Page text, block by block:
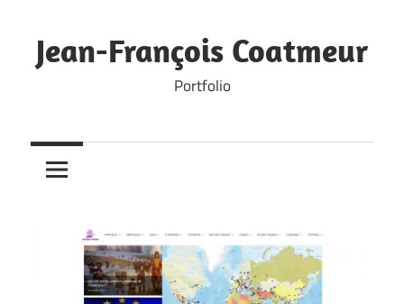
to
content
Jean-François Coatmeur
Portfolio